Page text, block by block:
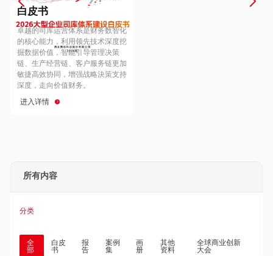
Hungary
Hong Kong
白皮书
卓越的司库运营体系是财务数智化
的核心能力，利用领先技术深度挖
掘数据价值，智能引导管理决策
链、生产经营链、客户服务链更加
敏捷高效协同，增强战略決策支持
深度，走向价值财务。
进入详情
所有内容
分类
全
部
白皮
书
报
告
案例
集
画
册
其他
资料
全球商业创新
大会